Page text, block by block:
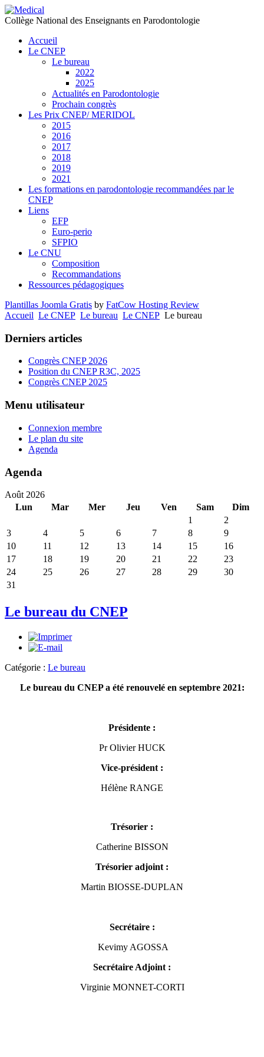
Collège National des Enseignants en Parodontologie
Accueil
Le CNEP
Le bureau
2022
2025
Actualités en Parodontologie
Prochain congrès
Les Prix CNEP/ MERIDOL
2015
2016
2017
2018
2019
2021
Les formations en parodontologie recommandées par le
CNEP
Liens
EFP
Euro-perio
SFPIO
Le CNU
Composition
Recommandations
Ressources pédagogiques
Plantillas Joomla Gratis by FatCow Hosting Review
Accueil Le CNEP Le bureau Le CNEP Le bureau
Derniers articles
Congrès CNEP 2026
Position du CNEP R3C, 2025
Congrès CNEP 2025
Menu utilisateur
Connexion membre
Le plan du site
Agenda
Agenda
précédente
précédent
suivante
suivant
Août 2026
Lun
Mar Mer Jeu Ven Sam
Dim
1
2
3
4 5 6 7 8
9
10
11 12 13 14 15
16
17
18 19 20 21 22
23
24
25 26 27 28 29
30
31
Le bureau du CNEP
Catégorie : Le bureau
Le bureau du CNEP a été renouvelé en septembre 2021:
Présidente :
Pr Olivier HUCK
Vice-président :
Hélène RANGE
Trésorier :
Catherine BISSON
Trésorier adjoint :
Martin BIOSSE-DUPLAN
Secrétaire :
Kevimy AGOSSA
Secrétaire Adjoint :
Virginie MONNET-CORTI